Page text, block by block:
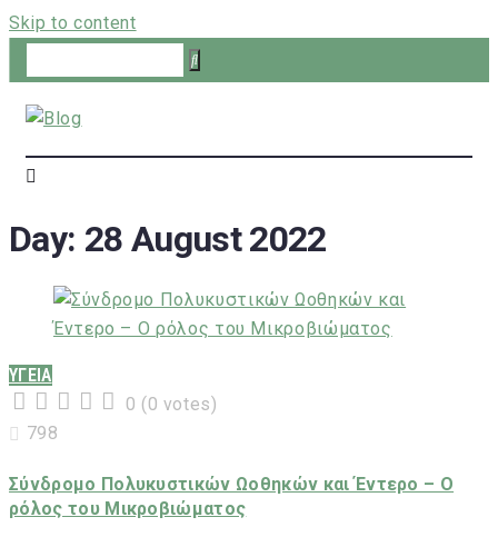
Skip to content
Day: 28 August 2022
ΥΓΕΙΑ
2
1
0 (0 votes)
798
Σύνδρομο Πολυκυστικών Ωοθηκών και Έντερο – Ο
ρόλος του Μικροβιώματος